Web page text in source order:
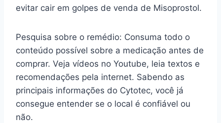
evitar cair em golpes de venda de Misoprostol.
Pesquisa sobre o remédio: Consuma todo o
conteúdo possível sobre a medicação antes de
comprar. Veja vídeos no Youtube, leia textos e
recomendações pela internet. Sabendo as
principais informações do Cytotec, você já
consegue entender se o local é confiável ou
não.